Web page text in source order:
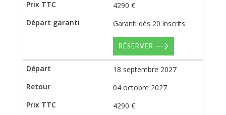
4290 €
Garanti dès 20 inscrits
RÉSERVER
18 septembre 2027
04 octobre 2027
4290 €